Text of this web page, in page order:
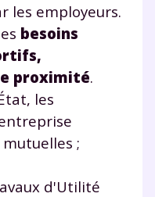
les employeurs.
besoins
proximité.
les
;
d'Utilité